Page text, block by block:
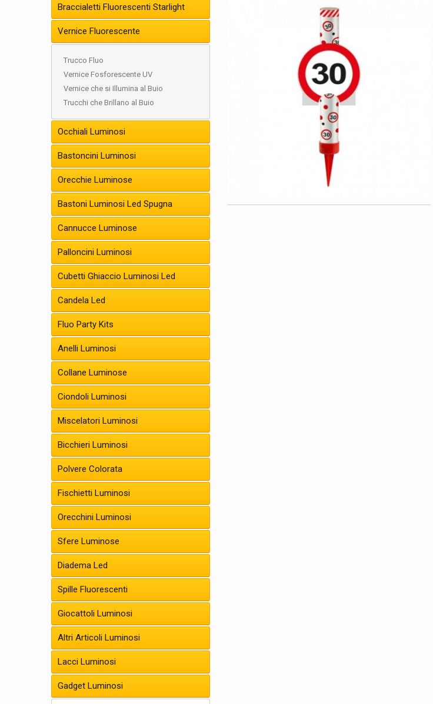
Braccialetti Fluorescenti Starlight
Vernice Fluorescente
Trucco Fluo
Vernice Fosforescente UV
Vernice che si Illumina al Buio
Trucchi che Brillano al Buio
Occhiali Luminosi
Bastoncini Luminosi
Orecchie Luminose
Bastoni Luminosi Led Spugna
Cannucce Luminose
Palloncini Luminosi
Cubetti Ghiaccio Luminosi Led
Candela Led
Fluo Party Kits
Anelli Luminosi
Collane Luminose
Ciondoli Luminosi
Miscelatori Luminosi
Bicchieri Luminosi
Polvere Colorata
Fischietti Luminosi
Orecchini Luminosi
Sfere Luminose
Diadema Led
Spille Fluorescenti
Giocattoli Luminosi
Altri Articoli Luminosi
Lacci Luminosi
Gadget Luminosi